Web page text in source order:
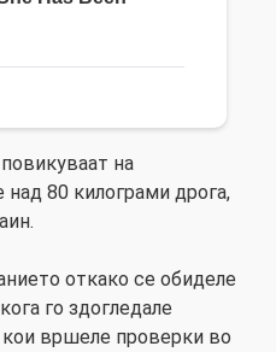
на
над 80 килограми дрога,
откако се обиделе
го здогледале
кои вршеле проверки во